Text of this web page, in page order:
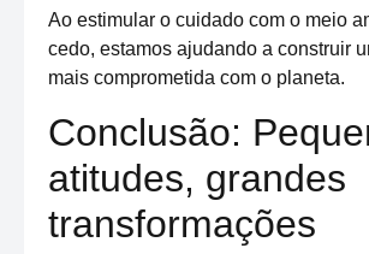
Ao estimular o cuidado com o meio
cedo, estamos ajudando a construir
mais comprometida com o planeta.
Conclusão:
atitudes, grandes
transformações